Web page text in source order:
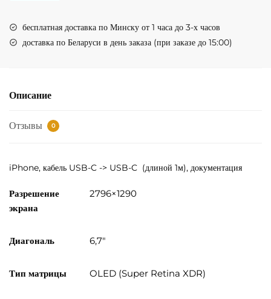
бесплатная доставка по Минску от 1 часа до 3-х часов
доставка по Беларуси в день заказа (при заказе до 15:00)
Описание
Отзывы 0
iPhone, кабель USB-C -> USB-C (длиной 1м), документация
Разрешение
экрана
2796×1290
Диагональ 6,7″
Тип матрицы OLED (Super Retina XDR)